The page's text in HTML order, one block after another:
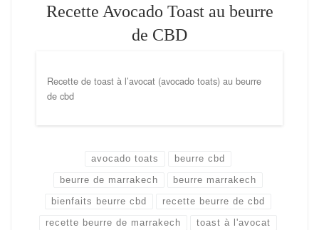
Recette Avocado Toast au beurre
de CBD
Recette de toast à l’avocat (avocado toats) au beurre
de cbd
avocado toats
beurre cbd
beurre de marrakech
beurre marrakech
bienfaits beurre cbd
recette beurre de cbd
recette beurre de marrakech
toast à l'avocat